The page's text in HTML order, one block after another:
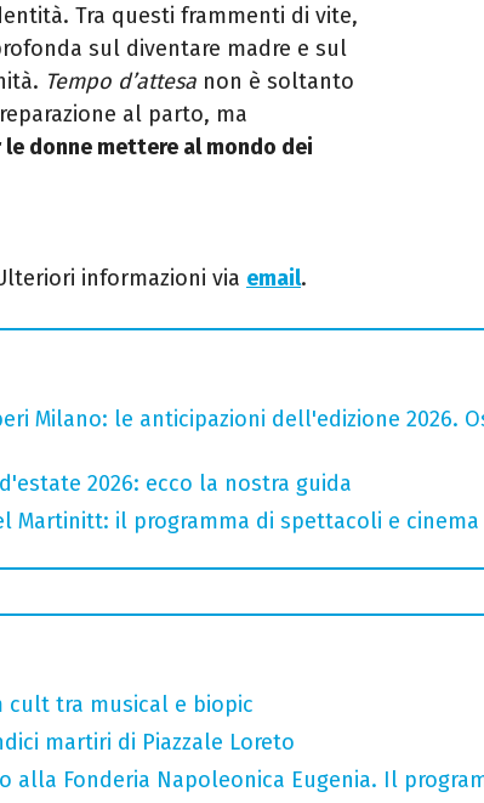
Tra questi frammenti di vite,
sul diventare madre e sul
Tempo d’attesa non è soltanto
al parto, ma
donne mettere al mondo dei
informazioni via email.
Milano: le anticipazioni dell'edizione 2026.
2026: ecco la nostra guida
Martinitt: il programma di spettacoli e
cult tra musical e biopic
martiri di Piazzale Loreto
alla Fonderia Napoleonica Eugenia. Il